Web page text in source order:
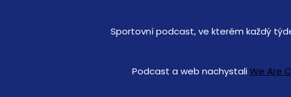
Sportovní podcast, ve kterém každý
Podcast a web nachystaliWe Are